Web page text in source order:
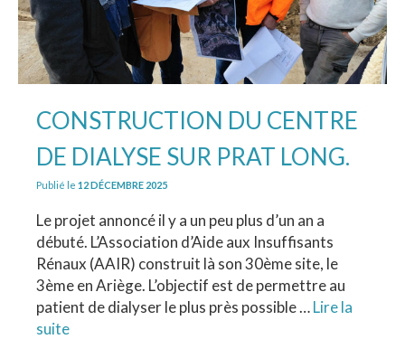
CONSTRUCTION DU CENTRE
DE DIALYSE SUR PRAT LONG.
Publié le 12 DÉCEMBRE 2025
Le projet annoncé il y a un peu plus d’un an a
débuté. L’Association d’Aide aux Insuffisants
Rénaux (AAIR) construit là son 30ème site, le
3ème en Ariège. L’objectif est de permettre au
patient de dialyser le plus près possible …Lire la
suite